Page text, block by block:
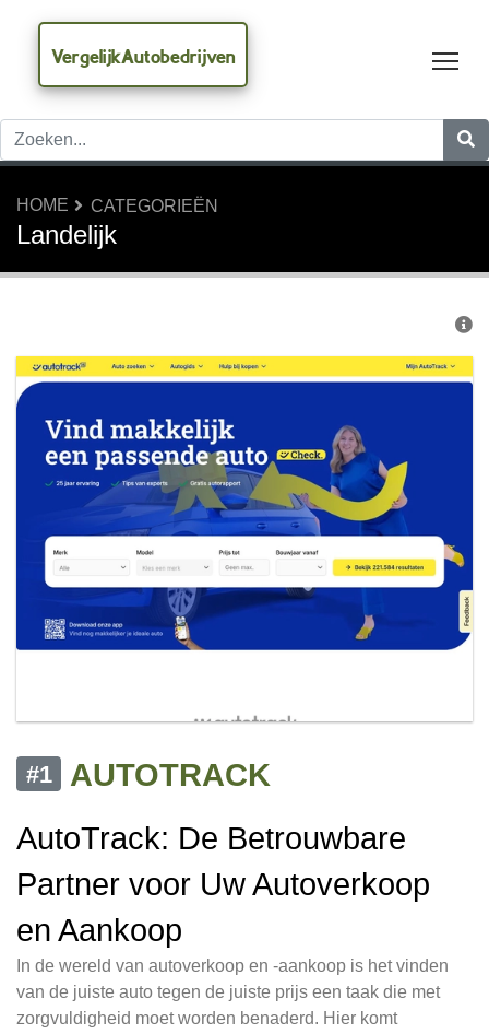
VergelijkAutobedrijven
HOME CATEGORIEËN
Landelijk
#1
AUTOTRACK
AutoTrack: De Betrouwbare
Partner voor Uw Autoverkoop
en Aankoop
In de wereld van autoverkoop en -aankoop is het vinden
van de juiste auto tegen de juiste prijs een taak die met
zorgvuldigheid moet worden benaderd. Hier komt